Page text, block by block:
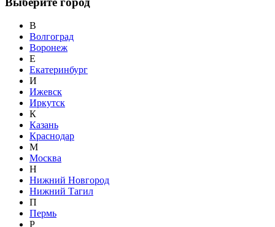
В
Волгоград
Воронеж
Е
Екатеринбург
И
Ижевск
Иркутск
К
Казань
Краснодар
М
Москва
Н
Нижний Новгород
Нижний Тагил
П
Пермь
Р